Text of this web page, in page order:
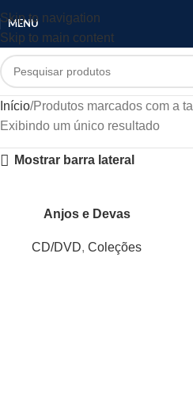
Skip to navigation
Skip to main content
MENU
Início Produtos marcados com a
Exibindo um único resultado
Mostrar barra lateral
Anjos e Devas
CD/DVD, Coleções